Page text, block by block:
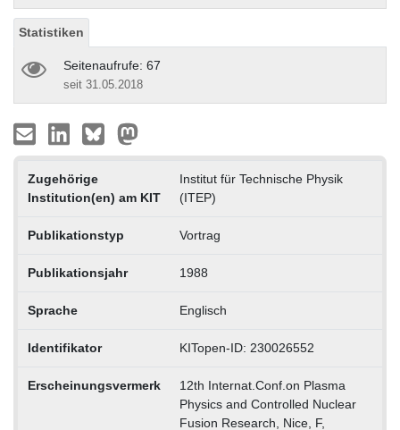
Statistiken
Seitenaufrufe: 67
seit 31.05.2018
Zugehörige
Institution(en) am KIT
Institut für Technische Physik
(ITEP)
Publikationstyp Vortrag
Publikationsjahr 1988
Sprache Englisch
Identifikator KITopen-ID: 230026552
Erscheinungsvermerk
12th Internat.Conf.on Plasma
Physics and Controlled Nuclear
Fusion Research, Nice, F,